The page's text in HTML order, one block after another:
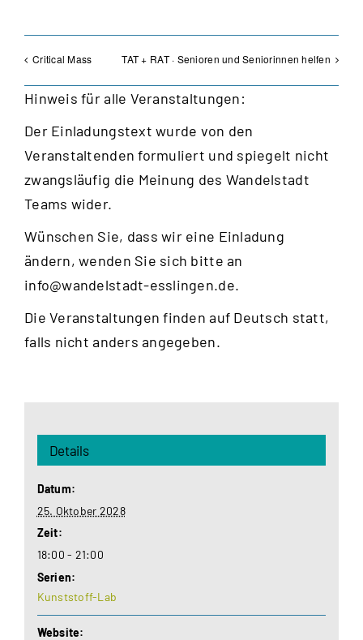
Critical Mass TAT + RAT · Senioren und Seniorinnen helfen
Hinweis für alle Veranstaltungen:
Der Einladungstext wurde von den
Veranstaltenden formuliert und spiegelt nicht
zwangsläufig die Meinung des Wandelstadt
Teams wider.
Wünschen Sie, dass wir eine Einladung
ändern, wenden Sie sich bitte an
info@wandelstadt-esslingen.de.
Die Veranstaltungen finden auf Deutsch statt,
falls nicht anders angegeben.
Details
Datum:
25. Oktober 2028
Zeit:
18:00 - 21:00
Serien:
Kunststoff-Lab
Website: